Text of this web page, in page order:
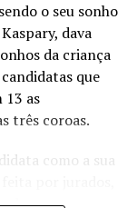
Takt
na Argentina,
pela cultura
mais do que
o seu sonho
dava
da criança
que
13 as
três coroas.
como a sua
renome,